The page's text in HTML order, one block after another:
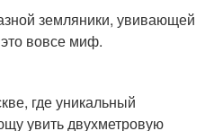
земляники, увивающей
вовсе миф.
где уникальный
увить двухметровую